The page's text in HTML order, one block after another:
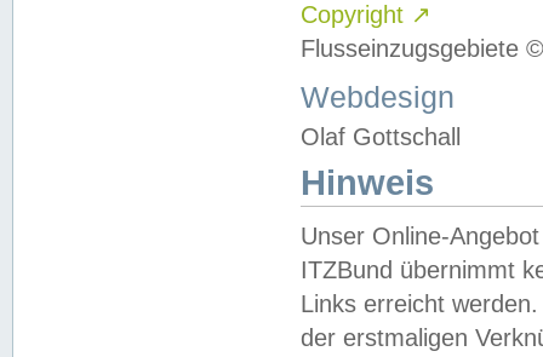
Copyright ↗
Flusseinzugsgebiete
Webdesign
Olaf Gottschall
Hinweis
Unser Online-
ITZBund übernimmt
Links erreicht
der erstmaligen